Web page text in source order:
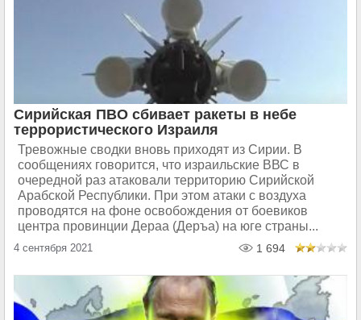
Сирийская ПВО сбивает ракеты в небе
террористического Израиля
Тревожные сводки вновь приходят из Сирии. В
сообщениях говорится, что израильские ВВС в
очередной раз атаковали территорию Сирийской
Арабской Республики. При этом атаки с воздуха
проводятся на фоне освобождения от боевиков
центра провинции Дераа (Деръа) на юге страны...
4 сентября 2021 1 694